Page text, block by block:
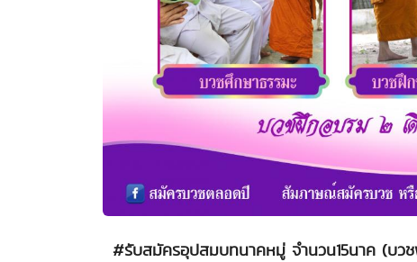
#รับสมัครอุปสมบทนาคหมู่ จำนวน15นาค (บว